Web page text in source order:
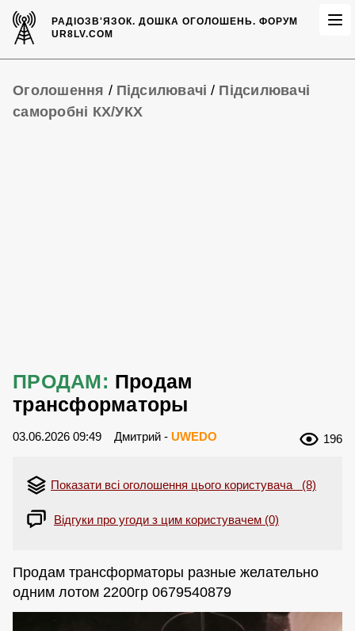
РАДІОЗВ'ЯЗОК.ДОШКА ОГОЛОШЕНЬ. ФОРУМ
UR8LV.COM
Оголошення / Підсилювачі / Підсилювачі
саморобні КХ/УКХ
ПРОДАМ: Продам
трансформаторы
03.06.2026 09:49 Дмитрий - UWEDO 196
Показати всі оголошення цього користувача (8)
Відгуки про угоди з цим користувачем (0)
Продам трансформаторы разные желательно
одним лотом 2200гр 0679540879